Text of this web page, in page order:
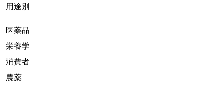
用途別
医薬品
栄養学
消費者
農薬